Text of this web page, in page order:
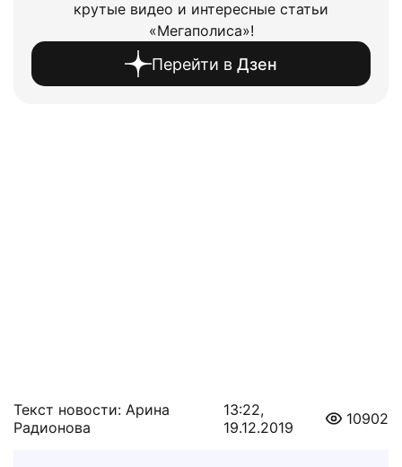
крутые видео и интересные статьи
«Мегаполиса»!
Перейти в Дзен
Текст новости: Арина
Радионова
13:22,
19.12.2019
10902